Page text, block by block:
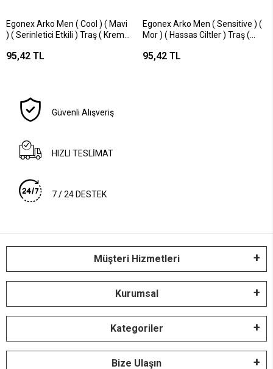
Egonex Arko Men ( Cool ) ( Mavi
) ( Serinletici Etkili ) Traş ( Kremi
95,42 TL
Egonex Arko Men ( Sensitive ) (
Mor ) ( Hassas Ciltler ) Traş (
95,42 TL
Güvenli Alışveriş
HIZLI TESLİMAT
7 / 24 DESTEK
Müşteri Hizmetleri
Kurumsal
Kategoriler
Bize Ulaşın